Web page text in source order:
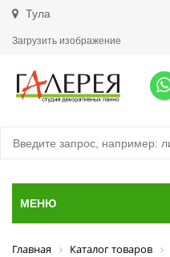
Тула
Загрузить изображение
МЕНЮ
Главная Каталог товаров